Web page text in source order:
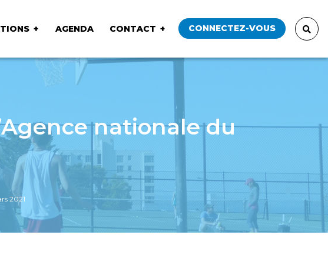
AGENDA CONTACT CONNECTEZ-VOUS
nationale du
2021